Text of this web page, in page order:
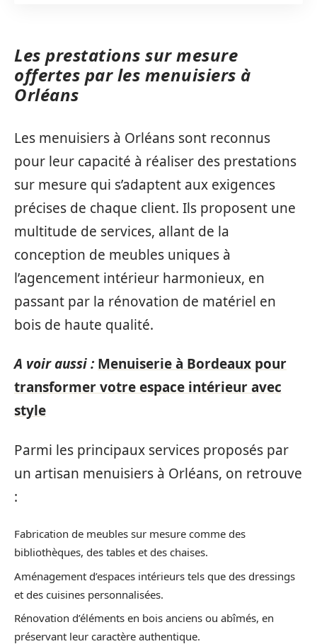
Les prestations sur mesure
offertes par les menuisiers à
Orléans
Les menuisiers à Orléans sont reconnus
pour leur capacité à réaliser des prestations
sur mesure qui s’adaptent aux exigences
précises de chaque client. Ils proposent une
multitude de services, allant de la
conception de meubles uniques à
l’agencement intérieur harmonieux, en
passant par la rénovation de matériel en
bois de haute qualité.
A voir aussi : Menuiserie à Bordeaux pour
transformer votre espace intérieur avec
style
Parmi les principaux services proposés par
un artisan menuisiers à Orléans, on retrouve
:
Fabrication de meubles sur mesure comme des
bibliothèques, des tables et des chaises.
Aménagement d’espaces intérieurs tels que des dressings
et des cuisines personnalisées.
Rénovation d’éléments en bois anciens ou abîmés, en
préservant leur caractère authentique.